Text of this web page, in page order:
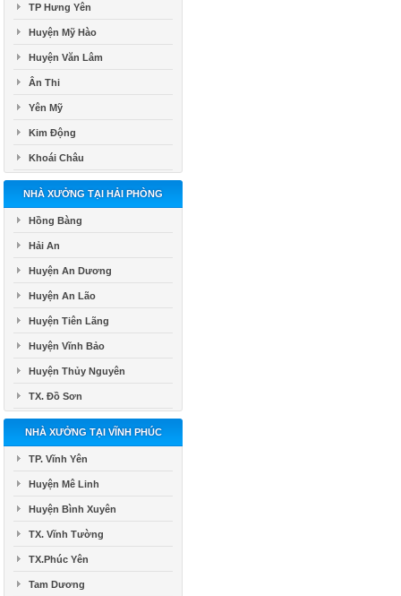
TP Hưng Yên
Huyện Mỹ Hào
Huyện Văn Lâm
Ân Thi
Yên Mỹ
Kim Động
Khoái Châu
NHÀ XƯỞNG TẠI HẢI PHÒNG
Hồng Bàng
Hải An
Huyện An Dương
Huyện An Lão
Huyện Tiên Lãng
Huyện Vĩnh Bảo
Huyện Thủy Nguyên
TX. Đồ Sơn
NHÀ XƯỞNG TẠI VĨNH PHÚC
TP. Vĩnh Yên
Huyện Mê Linh
Huyện Bình Xuyên
TX. Vĩnh Tường
TX.Phúc Yên
Tam Dương